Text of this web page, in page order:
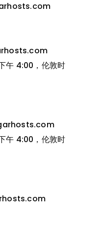
午 4:00，伦敦时
午 4:00，伦敦时